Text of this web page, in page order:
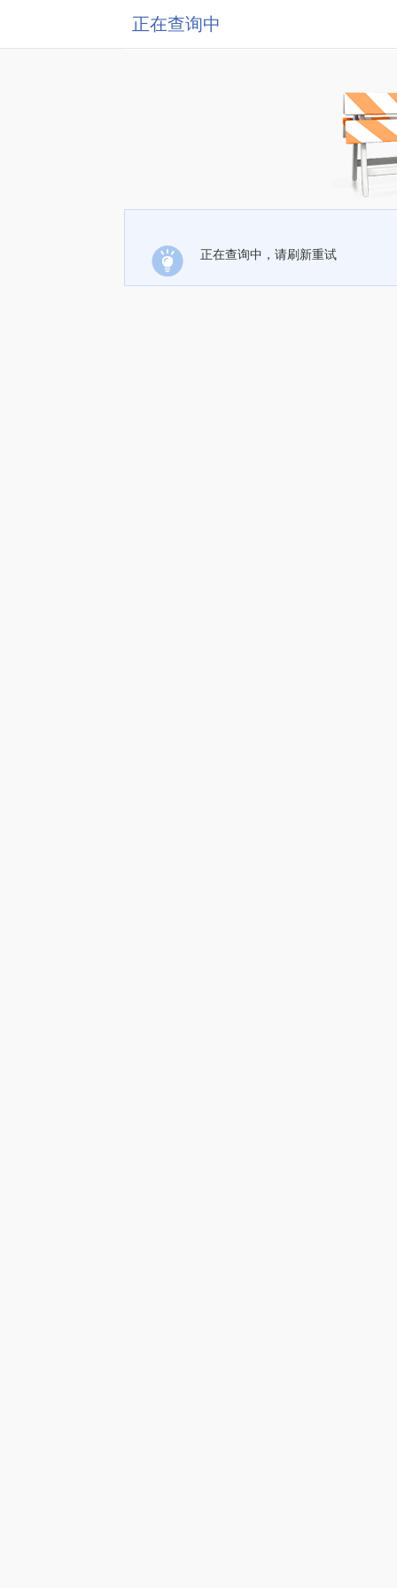
正在查询中
正在查询中，请刷新重试